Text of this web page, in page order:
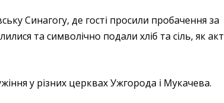
Синагогу, де гості просили пробачення за
та символічно подали хліб та сіль, як акт
у різних церквах Ужгорода і Мукачева.